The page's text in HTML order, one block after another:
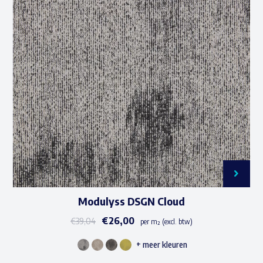
Deze
optie
kan
gekozen
worden
op
de
productpagina
Modulyss DSGN Cloud
€39,04 €26,00 per m² (excl. btw)
Dit
+ meer kleuren